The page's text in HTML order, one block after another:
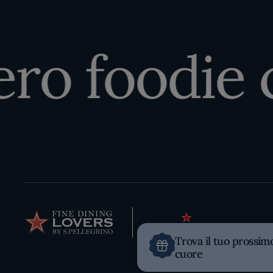
foodie
Trova il tuo
cuore